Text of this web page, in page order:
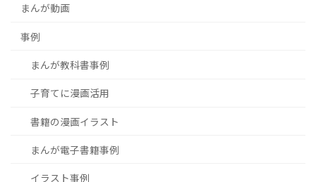
まんが動画
事例
まんが教科書事例
子育てに漫画活用
書籍の漫画イラスト
まんが電子書籍事例
イラスト事例